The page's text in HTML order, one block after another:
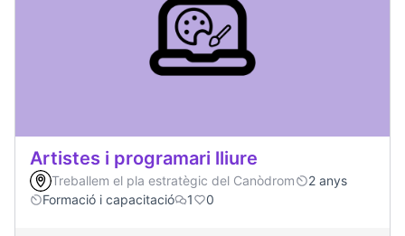
Artistes i programari lliure
Treballem el pla estratègic del Canòdrom
2 anys
Formació i capacitació
1 0